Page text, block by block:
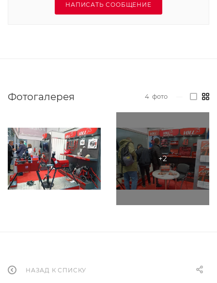
НАПИСАТЬ СООБЩЕНИЕ
Фотогалерея 4 фото
НАЗАД К СПИСКУ